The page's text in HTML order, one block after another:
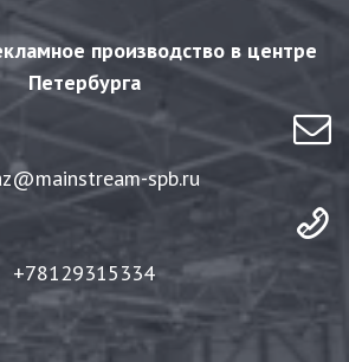
производство в центре
Петербурга
spb.ru
+78129315334